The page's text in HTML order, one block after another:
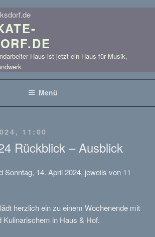
Haus ist jetzt ein Haus für Musik,
Menü
11:00
Rückblick – Ausblick
Sonntag, 14. April 2024, jeweils von 11
herzlich ein zu einem Wochenende mit
Kulinarischem in Haus & Hof.